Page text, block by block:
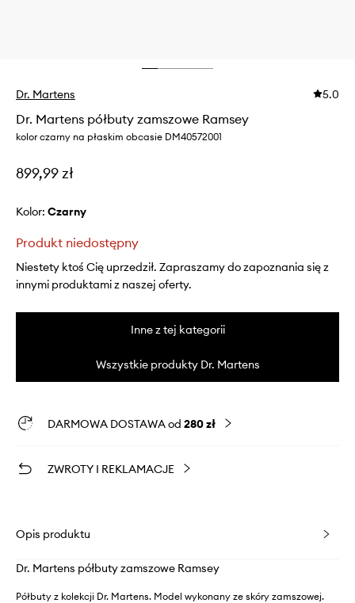
Dr. Martens 5.0
Dr. Martens półbuty zamszowe Ramsey
kolor czarny na płaskim obcasie DM40572001
899,99 zł
Kolor: czarny
Produkt niedostępny
Niestety ktoś Cię uprzedził. Zapraszamy do zapoznania się z
innymi produktami z naszej oferty.
Inne z tej kategorii
Wszystkie produkty Dr. Martens
DARMOWA DOSTAWA od 280 zł
ZWROTY I REKLAMACJE
Opis produktu
Dr. Martens półbuty zamszowe Ramsey
Półbuty z kolekcji Dr. Martens. Model wykonany ze skóry zamszowej.